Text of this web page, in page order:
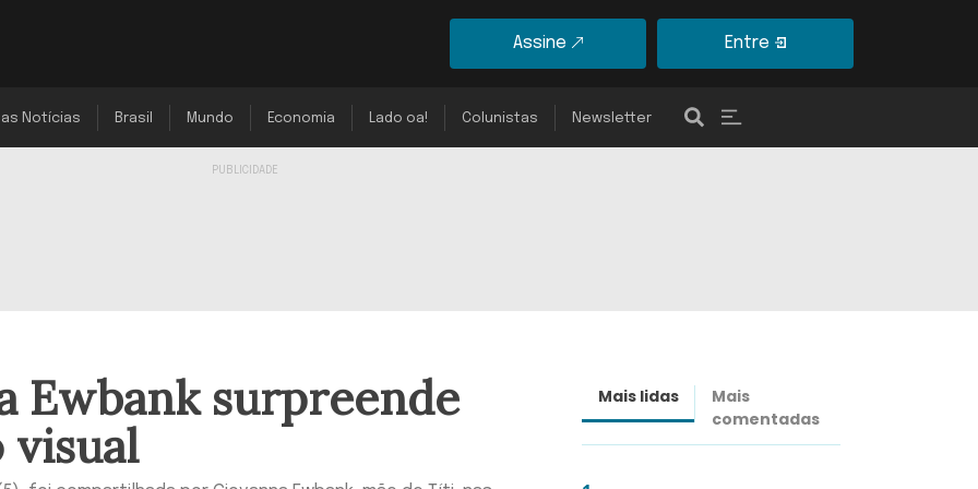
Assine Entre
Notícias Brasil Mundo Economia Lado oa! Colunistas Newsletter
Ewbank surpreende
visual
Mais lidas
Mais
comentadas